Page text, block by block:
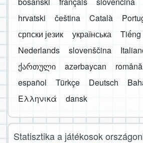
hrvatski
čeština Català
српски језик
українська Tiếng
Nederlands
slovenščina
ქართული
azərbaycan română
español
Türkçe Deutsch
Ελληνικά
dansk
Statisztika a játékosok